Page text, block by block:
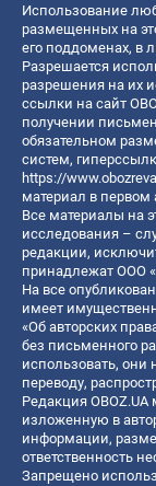
Использование
размещенных на
его поддоменах, в
Разрешается
разрешения на их
ссылки на сайт
получении
обязательном
систем,
https://
материал в первом
Все материалы на
исследования –
редакции,
принадлежат ООО
На все
имеет
«Об авторских
без письменного
использовать, они
переводу,
Редакция OBOZ.UA
изложенную в
информации,
ответственность
Запрещено